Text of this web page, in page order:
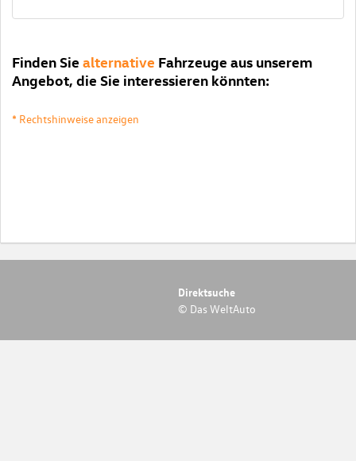
Finden Sie alternative Fahrzeuge aus unserem
Angebot, die Sie interessieren könnten:
* Rechtshinweise anzeigen
Direktsuche
© Das WeltAuto